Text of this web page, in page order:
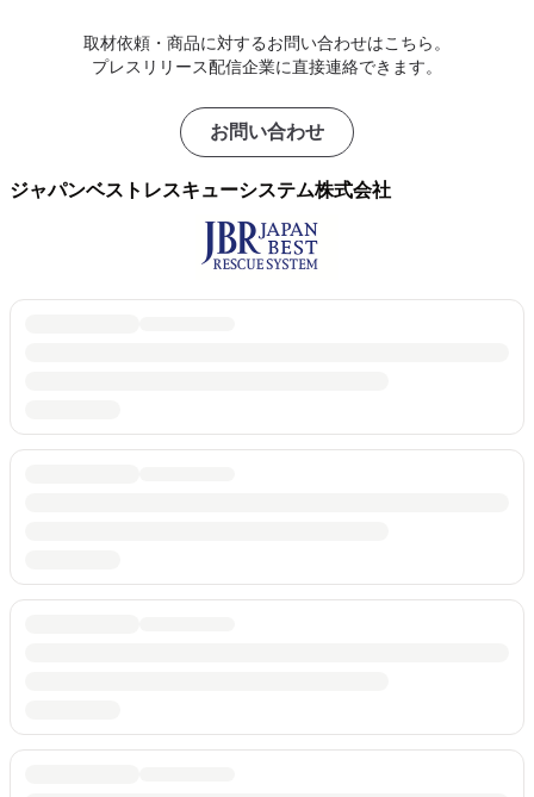
取材依頼・商品に対するお問い合わせはこちら。
プレスリリース配信企業に直接連絡できます。
お問い合わせ
ジャパンベストレスキューシステム株式会社